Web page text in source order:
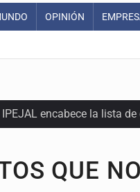
OPINIÓN
IPEJAL encabece la lista
centro de fraudes
QUE